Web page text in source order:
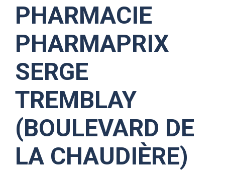
PHARMACIE
PHARMAPRIX
SERGE
TREMBLAY
(BOULEVARD DE
LA CHAUDIÈRE)